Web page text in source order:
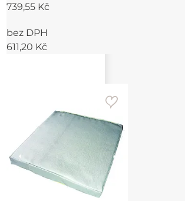
739,55 Kč
bez DPH
611,20 Kč